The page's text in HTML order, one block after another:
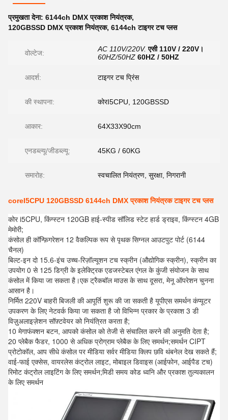
प्रमुखता देना: 6144ch DMX प्रकाश नियंत्रक,
120GBSSD DMX प्रकाश नियंत्रक, 6144ch टाइगर टच प्लस
वोल्टेज: AC 110V/220V. एसी 110V / 220V।
60HZ/50HZ 60HZ / 50HZ
आदर्श: टाइगर टच प्रिंस
की स्थापना: कोरI5CPU, 120GBSSD
आकार: 64X33X90cm
एनडब्ल्यू/जीडब्ल्यू: 45KG / 60KG
समारोह: स्वचालित नियंत्रण, सुरक्षा, निगरानी
coreI5CPU 120GBSSD 6144ch DMX प्रकाश नियंत्रक टाइगर टच प्लस
कोर i5CPU, किंग्स्टन 120GB हाई-स्पीड सॉलिड स्टेट हार्ड ड्राइव, किंग्स्टन 4GB
मेमोरी;
कंसोल ही कॉन्फ़िगरेशन 12 वैकल्पिक रूप से पृथक सिग्नल आउटपुट पोर्ट (6144
चैनल)
बिल्ट-इन दो 15.6-इंच उच्च-रिज़ॉल्यूशन टच स्क्रीन (औद्योगिक स्क्रीन), स्क्रीन का
उपयोग 0 से 125 डिग्री के इलेक्ट्रिक एडजस्टेबल एंगल के कुंजी संयोजन के साथ
कंसोल में किया जा सकता है।एक ट्रैकबॉल माउस के साथ दूसरा, मेनू ऑपरेशन चुनना
आसान है।
निर्मित 220V बाहरी बिजली की आपूर्ति शुरू की जा सकती है यूपीएस समर्थन कंप्यूटर
उपकरण के लिए नेटवर्क किया जा सकता है जो विभिन्न प्रकार के प्रकाश 3 डी
विज़ुअलाइज़ेशन सॉफ़्टवेयर को नियंत्रित करता है;
10 मेगाफंक्शन बटन, आपको कंसोल को तेजी से संचालित करने की अनुमति देता है;
20 प्लेबैक फैडर, 1000 से अधिक प्रोग्राम प्लेबैक के लिए समर्थन;समर्थन CIPT
प्रोटोकॉल, आप सीधे कंसोल पर मीडिया सर्वर मीडिया क्लिप छवि थंबनेल देख सकते हैं;
वाई-फाई एक्सेस, वायरलेस कंट्रोल लाइट, मोबाइल डिवाइस (आईफोन, आईपैड टच)
रिमोट कंट्रोल लाइटिंग के लिए समर्थन;मिडी समय कोड ध्वनि और प्रकाश तुल्यकालन
के लिए समर्थन